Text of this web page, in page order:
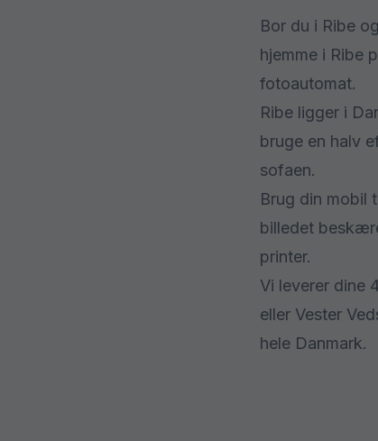
Bor du i Ribe
hjemme i Ribe
fotoautomat.
Ribe ligger i
bruge en halv
sofaen.
Brug din mobil
billedet
printer.
Vi leverer dine
eller Vester
hele Danmark.